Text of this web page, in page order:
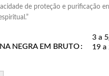
de proteção e purificação
NEGRA EM BRUTO
3 a
19 a